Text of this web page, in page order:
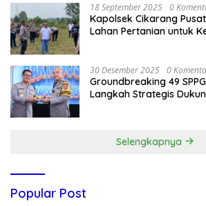
18 September 2025 0
Kapolsek Cikarang
Lahan Pertanian untuk
30 Desember 2025 0
Groundbreaking 49
Langkah Strategis
Selengkapnya
Popular Post